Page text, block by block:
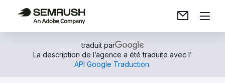
traduit par
La description de l’agence a été traduite avec l’
API Google Traduction.